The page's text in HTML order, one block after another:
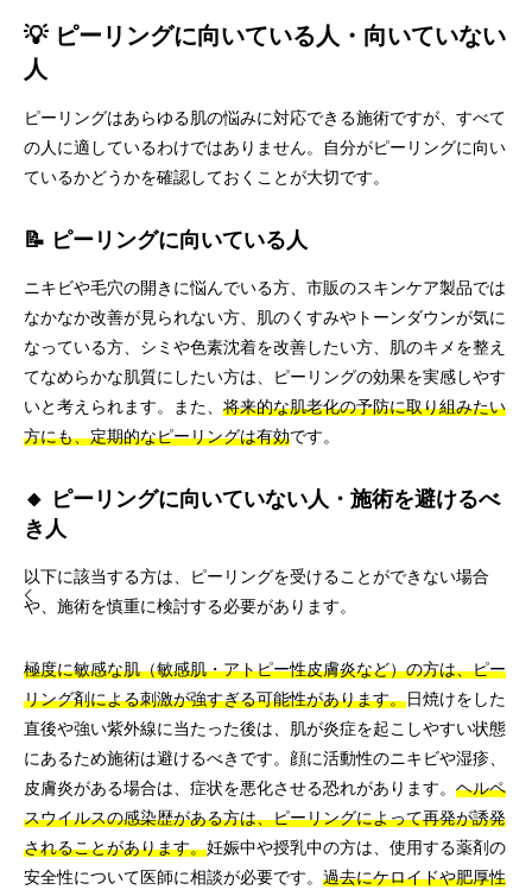
💡 ピーリングに向いている人・向いていない
人
ピーリングはあらゆる肌の悩みに対応できる施術ですが、すべて
の人に適しているわけではありません。自分がピーリングに向い
ているかどうかを確認しておくことが大切です。
📝 ピーリングに向いている人
ニキビや毛穴の開きに悩んでいる方、市販のスキンケア製品では
なかなか改善が見られない方、肌のくすみやトーンダウンが気に
なっている方、シミや色素沈着を改善したい方、肌のキメを整え
てなめらかな肌質にしたい方は、ピーリングの効果を実感しやす
いと考えられます。また、 将来的な肌老化の予防に取り組みたい
方にも、定期的なピーリングは有効です。
🔸 ピーリングに向いていない人・施術を避けるべ
き人
以下に該当する方は、ピーリングを受けることができない場合
や、施術を慎重に検討する必要があります。
極度に敏感な肌（敏感肌・アトピー性皮膚炎など）の方は、ピー
リング剤による刺激が強すぎる可能性があります。日焼けをした
直後や強い紫外線に当たった後は、肌が炎症を起こしやすい状態
にあるため施術は避けるべきです。顔に活動性のニキビや湿疹、
皮膚炎がある場合は、症状を悪化させる恐れがあります。 ヘルペ
スウイルスの感染歴がある方は、ピーリングによって再発が誘発
されることがあります。妊娠中や授乳中の方は、使用する薬剤の
安全性について医師に相談が必要です。 過去にケロイドや肥厚性